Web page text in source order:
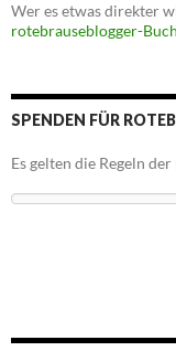
Wer es etwas direkter
rotebrauseblogger-
SPENDEN FÜR
Es gelten die Regeln